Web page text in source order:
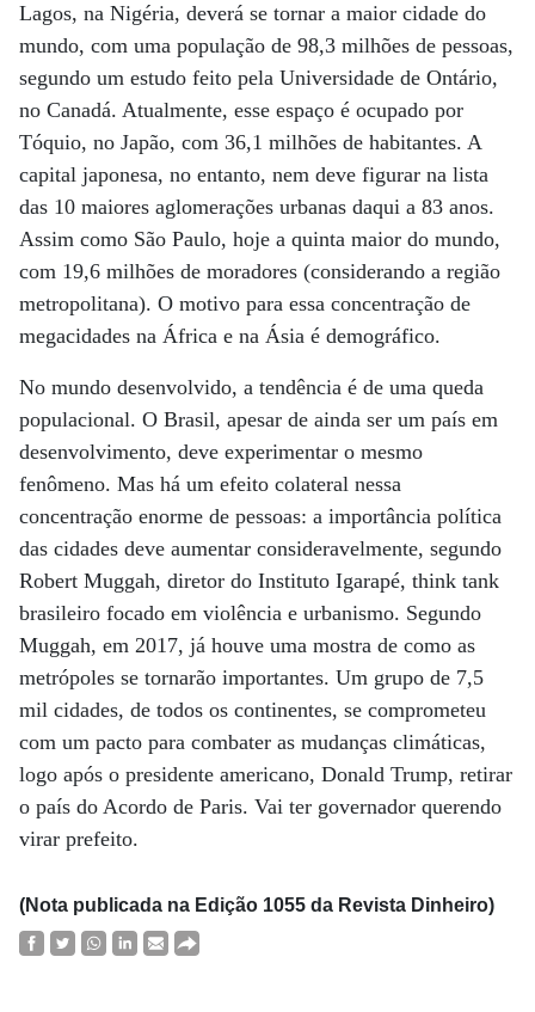
Lagos, na Nigéria, deverá se tornar a maior cidade do
mundo, com uma população de 98,3 milhões de pessoas,
segundo um estudo feito pela Universidade de Ontário,
no Canadá. Atualmente, esse espaço é ocupado por
Tóquio, no Japão, com 36,1 milhões de habitantes. A
capital japonesa, no entanto, nem deve figurar na lista
das 10 maiores aglomerações urbanas daqui a 83 anos.
Assim como São Paulo, hoje a quinta maior do mundo,
com 19,6 milhões de moradores (considerando a região
metropolitana). O motivo para essa concentração de
megacidades na África e na Ásia é demográfico.
No mundo desenvolvido, a tendência é de uma queda
populacional. O Brasil, apesar de ainda ser um país em
desenvolvimento, deve experimentar o mesmo
fenômeno. Mas há um efeito colateral nessa
concentração enorme de pessoas: a importância política
das cidades deve aumentar consideravelmente, segundo
Robert Muggah, diretor do Instituto Igarapé, think tank
brasileiro focado em violência e urbanismo. Segundo
Muggah, em 2017, já houve uma mostra de como as
metrópoles se tornarão importantes. Um grupo de 7,5
mil cidades, de todos os continentes, se comprometeu
com um pacto para combater as mudanças climáticas,
logo após o presidente americano, Donald Trump, retirar
o país do Acordo de Paris. Vai ter governador querendo
virar prefeito.
(Nota publicada na Edição 1055 da Revista Dinheiro)